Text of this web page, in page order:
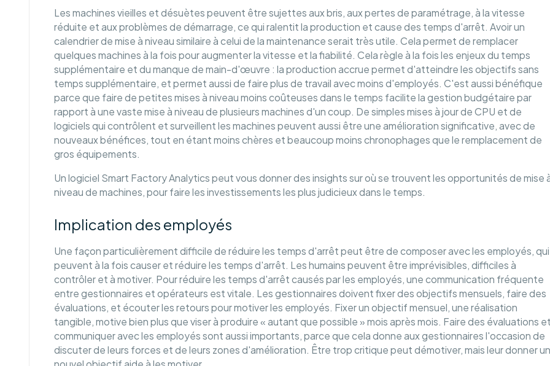
Les machines vieilles et désuètes peuvent être sujettes aux bris, aux pertes de paramétrage, à la vitesse
réduite et aux problèmes de démarrage, ce qui ralentit la production et cause des temps d'arrêt. Avoir un
calendrier de mise à niveau similaire à celui de la maintenance serait très utile. Cela permet de remplacer
quelques machines à la fois pour augmenter la vitesse et la fiabilité. Cela règle à la fois les enjeux du temps
supplémentaire et du manque de main-d'œuvre : la production accrue permet d'atteindre les objectifs sans
temps supplémentaire, et permet aussi de faire plus de travail avec moins d'employés. C'est aussi bénéfique
parce que faire de petites mises à niveau moins coûteuses dans le temps facilite la gestion budgétaire par
rapport à une vaste mise à niveau de plusieurs machines d'un coup. De simples mises à jour de CPU et de
logiciels qui contrôlent et surveillent les machines peuvent aussi être une amélioration significative, avec de
nouveaux bénéfices, tout en étant moins chères et beaucoup moins chronophages que le remplacement de
gros équipements.
Un logiciel Smart Factory Analytics peut vous donner des insights sur où se trouvent les opportunités de mise
niveau de machines, pour faire les investissements les plus judicieux dans le temps.
Implication des employés
Une façon particulièrement difficile de réduire les temps d'arrêt peut être de composer avec les employés, qui
peuvent à la fois causer et réduire les temps d'arrêt. Les humains peuvent être imprévisibles, difficiles à
contrôler et à motiver. Pour réduire les temps d'arrêt causés par les employés, une communication fréquente
entre gestionnaires et opérateurs est vitale. Les gestionnaires doivent fixer des objectifs mensuels, faire des
évaluations, et écouter les retours pour motiver les employés. Fixer un objectif mensuel, une réalisation
tangible, motive bien plus que viser à produire « autant que possible » mois après mois. Faire des évaluations
communiquer avec les employés sont aussi importants, parce que cela donne aux gestionnaires l'occasion de
discuter de leurs forces et de leurs zones d'amélioration. Être trop critique peut démotiver, mais leur donner un